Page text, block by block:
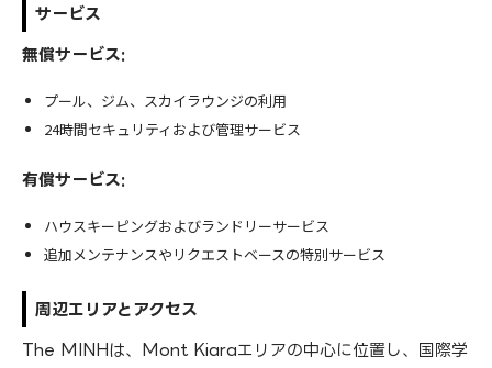
サービス
無償サービス:
プール、ジム、スカイラウンジの利用
24時間セキュリティおよび管理サービス
有償サービス:
ハウスキーピングおよびランドリーサービス
追加メンテナンスやリクエストベースの特別サービス
周辺エリアとアクセス
The MINHは、Mont Kiaraエリアの中心に位置し、国際学